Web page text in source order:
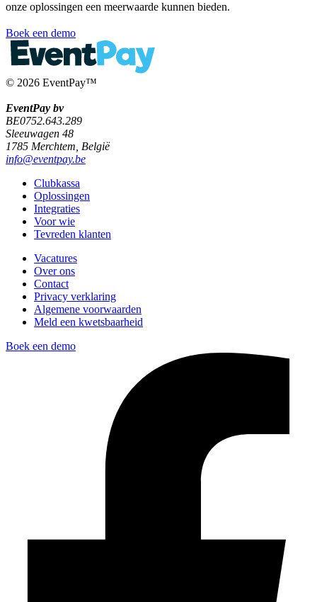
onze oplossingen een meerwaarde kunnen bieden.
Boek een demo
© 2026 EventPay™
EventPay bv
BE0752.643.289
Sleeuwagen 48
1785 Merchtem, België
info@eventpay.be
Clubkassa
Oplossingen
Integraties
Voor wie
Tevreden klanten
Vacatures
Over ons
Contact
Privacy verklaring
Algemene voorwaarden
Meld een kwetsbaarheid
Boek een demo